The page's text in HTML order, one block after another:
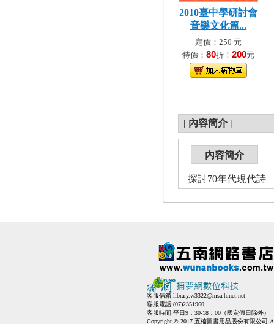
2010臺中學研討會
音樂文化篇...
定價：250 元
特價： 80折！ 200元
| 內容簡介 |
內容簡介
探討70年代現代詩
客服信箱:library.w3322@msa.hinet.net
客服電話:(07)2351960
客服時間:平日9：30-18：00（國定假日除外）
Copyright © 2017 五楠圖書用品股份有限公司